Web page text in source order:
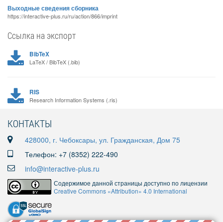
Выходные сведения сборника
https://interactive-plus.ru/ru/action/866/imprint
Ссылка на экспорт
BibTeX
LaTeX / BibTeX (.bib)
RIS
Research Information Systems (.ris)
КОНТАКТЫ
428000, г. Чебоксары, ул. Гражданская, Дом 75
Телефон: +7 (8352) 222-490
info@interactive-plus.ru
Содержимое данной страницы доступно по лицензии
Creative Commons «Attribution» 4.0 International